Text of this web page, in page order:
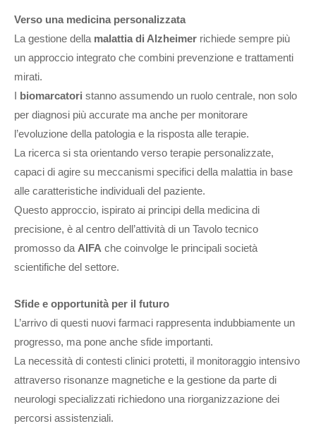
Verso una medicina personalizzata
La gestione della malattia di Alzheimer richiede sempre più
un approccio integrato che combini prevenzione e trattamenti
mirati.
I biomarcatori stanno assumendo un ruolo centrale, non solo
per diagnosi più accurate ma anche per monitorare
l’evoluzione della patologia e la risposta alle terapie.
La ricerca si sta orientando verso terapie personalizzate,
capaci di agire su meccanismi specifici della malattia in base
alle caratteristiche individuali del paziente.
Questo approccio, ispirato ai principi della medicina di
precisione, è al centro dell’attività di un Tavolo tecnico
promosso da AIFA che coinvolge le principali società
scientifiche del settore.
Sfide e opportunità per il futuro
L’arrivo di questi nuovi farmaci rappresenta indubbiamente un
progresso, ma pone anche sfide importanti.
La necessità di contesti clinici protetti, il monitoraggio intensivo
attraverso risonanze magnetiche e la gestione da parte di
neurologi specializzati richiedono una riorganizzazione dei
percorsi assistenziali.